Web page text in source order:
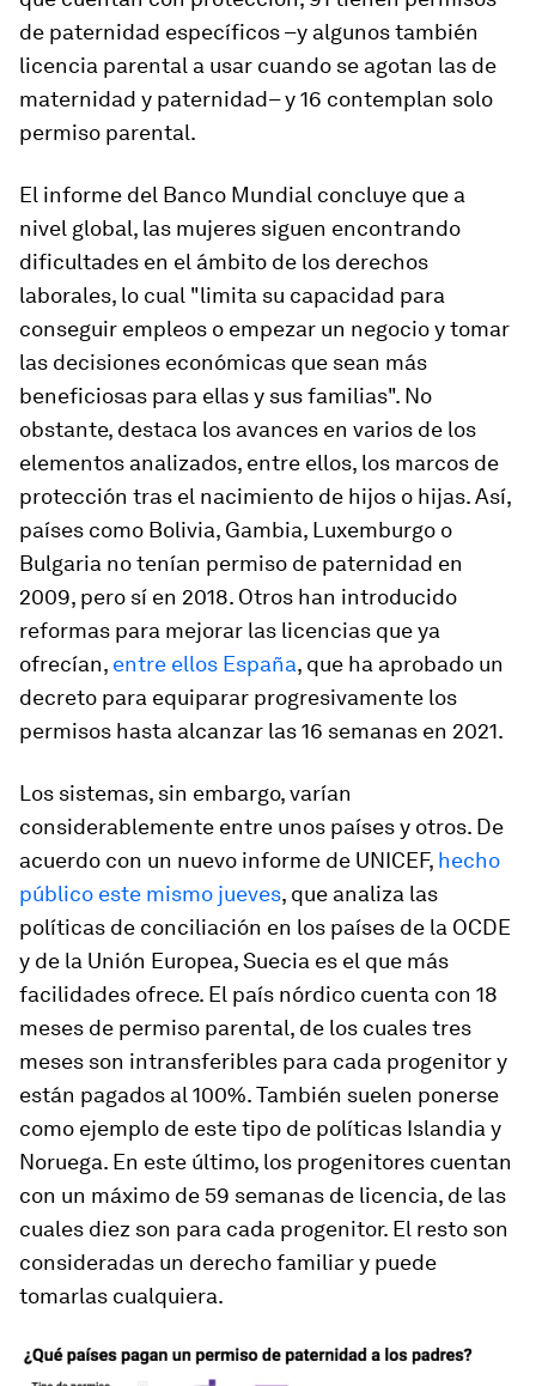
de paternidad específicos –y algunos también
licencia parental a usar cuando se agotan las de
maternidad y paternidad– y 16 contemplan solo
permiso parental.
El informe del Banco Mundial concluye que a
nivel global, las mujeres siguen encontrando
dificultades en el ámbito de los derechos
laborales, lo cual "limita su capacidad para
conseguir empleos o empezar un negocio y tomar
las decisiones económicas que sean más
beneficiosas para ellas y sus familias". No
obstante, destaca los avances en varios de los
elementos analizados, entre ellos, los marcos de
protección tras el nacimiento de hijos o hijas. Así,
países como Bolivia, Gambia, Luxemburgo o
Bulgaria no tenían permiso de paternidad en
2009, pero sí en 2018. Otros han introducido
reformas para mejorar las licencias que ya
ofrecían, entre ellos España, que ha aprobado un
decreto para equiparar progresivamente los
permisos hasta alcanzar las 16 semanas en 2021.
Los sistemas, sin embargo, varían
considerablemente entre unos países y otros. De
acuerdo con un nuevo informe de UNICEF, hecho
público este mismo jueves, que analiza las
políticas de conciliación en los países de la OCDE
y de la Unión Europea, Suecia es el que más
facilidades ofrece. El país nórdico cuenta con 18
meses de permiso parental, de los cuales tres
meses son intransferibles para cada progenitor y
están pagados al 100%. También suelen ponerse
como ejemplo de este tipo de políticas Islandia y
Noruega. En este último, los progenitores cuentan
con un máximo de 59 semanas de licencia, de las
cuales diez son para cada progenitor. El resto son
consideradas un derecho familiar y puede
tomarlas cualquiera.